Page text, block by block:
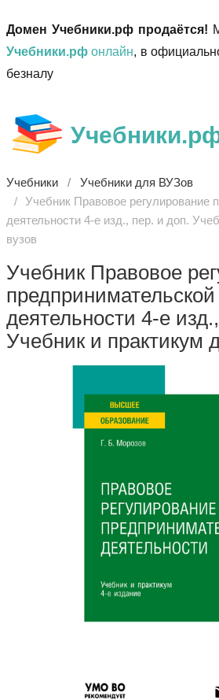
Домен Учебники.рф продаётся!
Учебники.рф онлайн, в
безналу
Учебники
Учебники для ВУЗов
Учебник Правовое регулирование
деятельности 4-е изд., пер. и доп.
вузов
Учебник Правовое
предпринимательской
деятельности 4-е
Учебник и практикум